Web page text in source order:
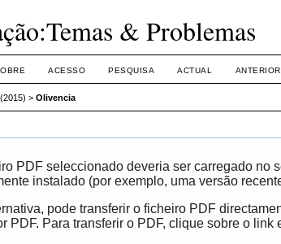
& Problemas
ACESSO PESQUISA ACTUAL
>Olivencia
PDF seleccionado deveria ser carregado no
instalado (por exemplo, uma versão
pode transferir o ficheiro PDF
PDF. Para transferir o PDF, clique sobre o link